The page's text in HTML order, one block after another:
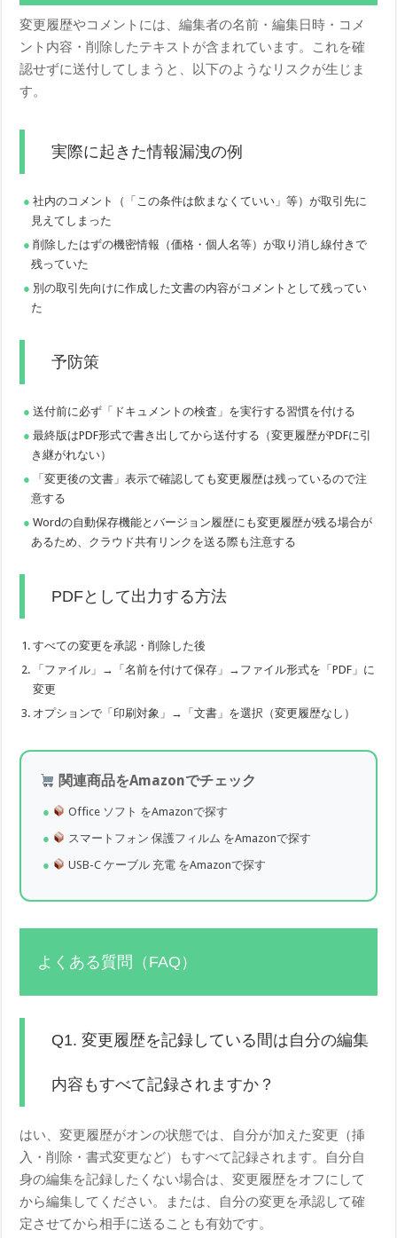
変更履歴やコメントには、編集者の名前・編集日時・コメ
ント内容・削除したテキストが含まれています。これを確
認せずに送付してしまうと、以下のようなリスクが生じま
す。
実際に起きた情報漏洩の例
社内のコメント（「この条件は飲まなくていい」等）が取引先に
見えてしまった
削除したはずの機密情報（価格・個人名等）が取り消し線付きで
残っていた
別の取引先向けに作成した文書の内容がコメントとして残ってい
た
予防策
送付前に必ず「ドキュメントの検査」を実行する習慣を付ける
最終版はPDF形式で書き出してから送付する（変更履歴がPDFに引
き継がれない）
「変更後の文書」表示で確認しても変更履歴は残っているので注
意する
Wordの自動保存機能とバージョン履歴にも変更履歴が残る場合が
あるため、クラウド共有リンクを送る際も注意する
PDFとして出力する方法
すべての変更を承認・削除した後
「ファイル」→「名前を付けて保存」→ファイル形式を「PDF」に
変更
オプションで「印刷対象」→「文書」を選択（変更履歴なし）
関連商品をAmazonでチェック
Office ソフト をAmazonで探す
スマートフォン 保護フィルム をAmazonで探す
USB-C ケーブル 充電 をAmazonで探す
よくある質問（FAQ）
Q1. 変更履歴を記録している間は自分の編集
内容もすべて記録されますか？
はい、変更履歴がオンの状態では、自分が加えた変更（挿
入・削除・書式変更など）もすべて記録されます。自分自
身の編集を記録したくない場合は、変更履歴をオフにして
から編集してください。または、自分の変更を承認して確
定させてから相手に送ることも有効です。